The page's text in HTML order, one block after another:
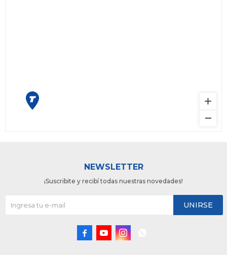
NEWSLETTER
¡Suscribite y recibí todas nuestras novedades!
UNIRSE
  